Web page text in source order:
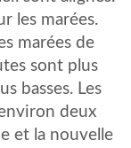
les marées.
marées de
sont plus
basses. Les
deux
et la nouvelle